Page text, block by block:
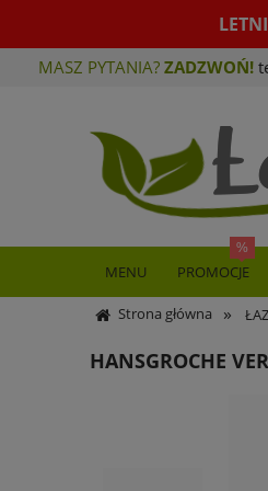
MASZ PYTANIA? ZADZWOŃ!
MENU PROMOCJE
Strona główna »
HANSGROCHE